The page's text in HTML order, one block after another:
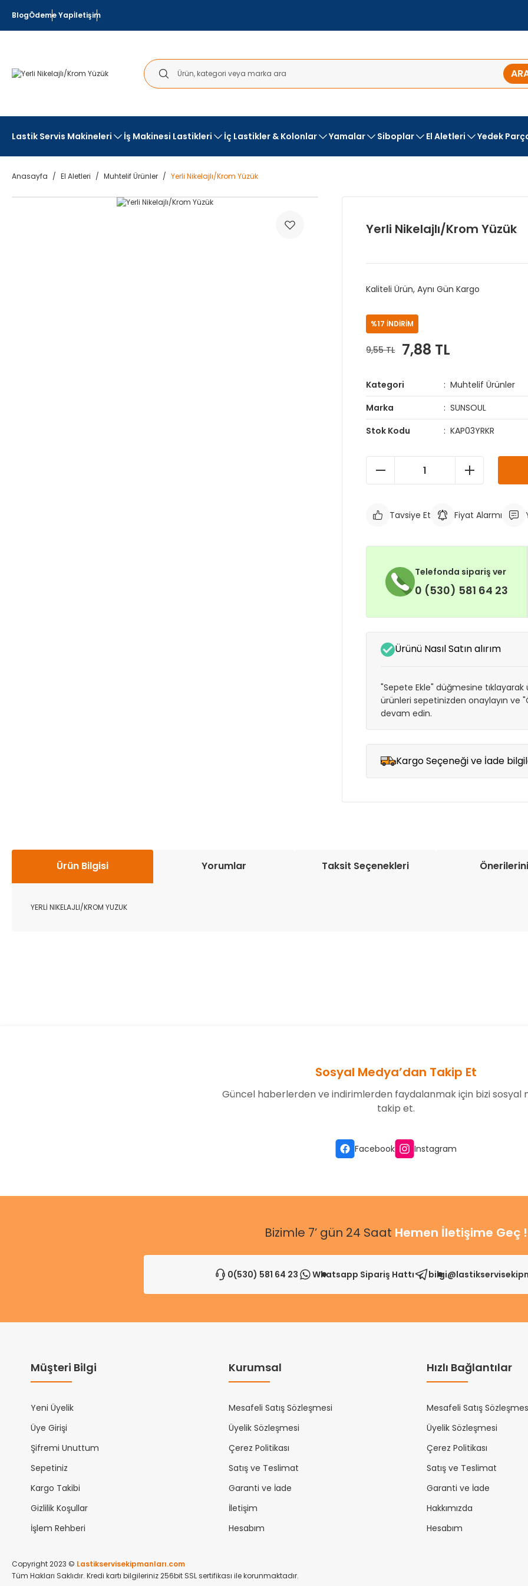
BlogÖdeme Yapİletişim
Lastik Servis Makineleri İş Makinesi Lastikleri İç Lastikler & Kolonlar Yamalar Siboplar El Aletleri Yedek
Anasayfa El Aletleri Muhtelif Ürünler Yerli Nikelajlı/Krom Yüzük
Yerli Nikelajlı/Krom Yüzük
Kaliteli Ürün, Aynı Gün Kargo
%17 İNDİRİM
9,55 TL 7,88 TL
Kategori
Muhtelif Ürünler
Marka
SUNSOUL
Stok Kodu
KAP03YRKR
Tavsiye Et Fiyat Alarmı
Telefonda sipariş ver
0 (530) 581 64 23
Ürünü Nasıl Satın alırım
"Sepete Ekle" düğmesine
ürünleri sepetinizden onaylayın ve
devam edin.
Kargo Seçeneği ve İade
Ürün Bilgisi Yorumlar Taksit Seçenekleri
YERLİ NIKELAJLI/KROM YUZUK
Gönder
Sosyal Medya’dan Takip Et
Güncel haberlerden ve indirimlerden faydalanmak için bizi sosyal
takip et.
Facebook Instagram
Bizimle 7’ gün 24 Saat Hemen İletişime Geç !
0(530) 581 64 23 Whatsapp Sipariş Hattı
Müşteri Bilgi
Yeni Üyelik
Üye Girişi
Şifremi Unuttum
Sepetiniz
Kargo Takibi
Gizlilik Koşullar
İşlem Rehberi
Kurumsal
Mesafeli Satış Sözleşmesi
Üyelik Sözleşmesi
Çerez Politikası
Satış ve Teslimat
Garanti ve İade
İletişim
Hesabım
Hızlı Bağlantılar
Mesafeli Satış
Üyelik Sözleşmesi
Çerez Politikası
Satış ve Teslimat
Garanti ve İade
Hakkımızda
Hesabım
Copyright 2023 © Lastikservisekipmanları.com
Tüm Hakları Saklıdır. Kredi kartı bilgileriniz 256bit SSL sertifikası ile korunmaktadır.